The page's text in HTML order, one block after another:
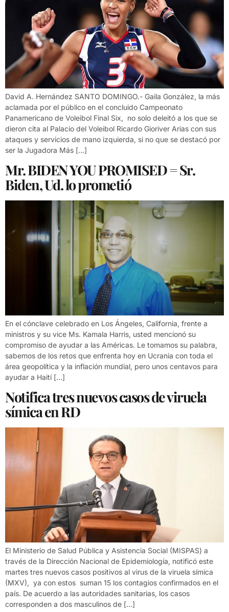
David A. Hernández SANTO DOMINGO.- Gaila González, la más
aclamada por el público en el concluido Campeonato
Panamericano de Voleibol Final Six, no solo deleitó a los que se
dieron cita al Palacio del Voleibol Ricardo Gioriver Arias con sus
ataques y servicios de mano izquierda, si no que se destacó por
ser la Jugadora Más […]
Mr. BIDEN YOU PROMISED = Sr.
Biden, Ud. lo prometió
En el cónclave celebrado en Los Ángeles, California, frente a
ministros y su vice Ms. Kamala Harris, usted mencionó su
compromiso de ayudar a las Américas. Le tomamos su palabra,
sabemos de los retos que enfrenta hoy en Ucrania con toda el
área geopolítica y la inflación mundial, pero unos centavos para
ayudar a Haití […]
Notifica tres nuevos casos de viruela
símica en RD
El Ministerio de Salud Pública y Asistencia Social (MISPAS) a
través de la Dirección Nacional de Epidemiología, notificó este
martes tres nuevos casos positivos al virus de la viruela símica
(MXV), ya con estos suman 15 los contagios confirmados en el
país. De acuerdo a las autoridades sanitarias, los casos
corresponden a dos masculinos de […]